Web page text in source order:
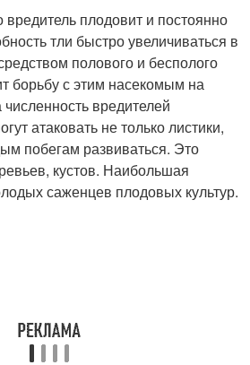
плодовит и постоянно
тли быстро увеличиваться в
полового и бесполого
борьбу с этим насекомым на
вредителей
атаковать не только листики,
побегам развиваться. Это
кустов. Наибольшая
саженцев плодовых культур.